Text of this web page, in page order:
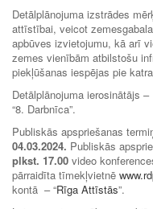
Detālplānojuma izstrādes
attīstībai, veicot
apbūves izvietojumu, kā arī
zemes vienībām atbilstošu
piekļūšanas iespējas pie
Detālplānojuma ierosinātājs
“8. Darbnīca”.
Publiskās apspriešanas
04.03.2024. Publiskās
plkst. 17.00 video
pārraidīta tīmekļvietnē
kontā – “Rīga Attīstās”.